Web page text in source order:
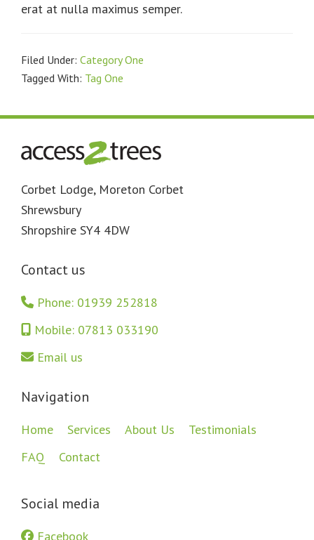
erat at nulla maximus semper.
Filed Under: Category One
Tagged With: Tag One
Footer
Corbet Lodge, Moreton Corbet
Shrewsbury
Shropshire SY4 4DW
Contact us
Phone: 01939 252818
Mobile: 07813 033190
Email us
Navigation
Home Services About Us
Testimonials
FAQ
Contact
Social media
Facebook